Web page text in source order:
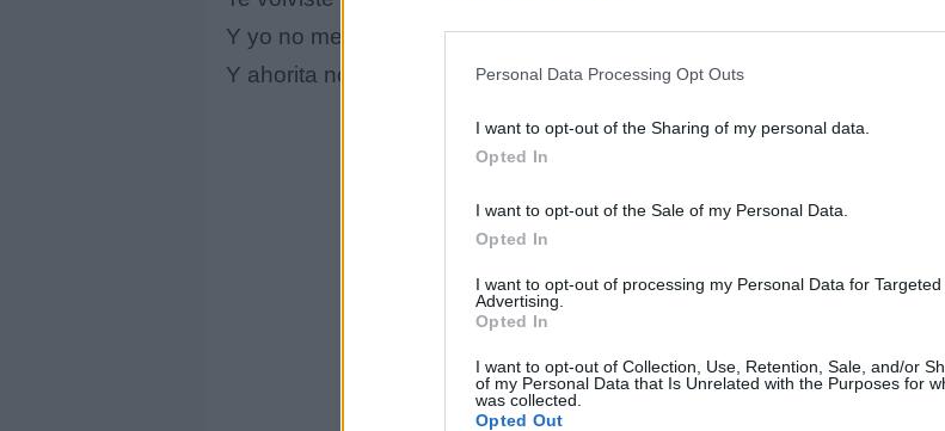
Personal Data Processing Opt Outs
I want to opt-out of the Sharing of my personal data.
Opted In
I want to opt-out of the Sale of my Personal Data.
Opted In
I want to opt-out of processing my Personal Data for Targeted
Advertising.
Opted In
I want to opt-out of Collection, Use, Retention, Sale, and/or
of my Personal Data that Is Unrelated with the Purposes for
was collected.
Opted Out
Y yo no me daba cuenta,
Y ahorita no me interesa.